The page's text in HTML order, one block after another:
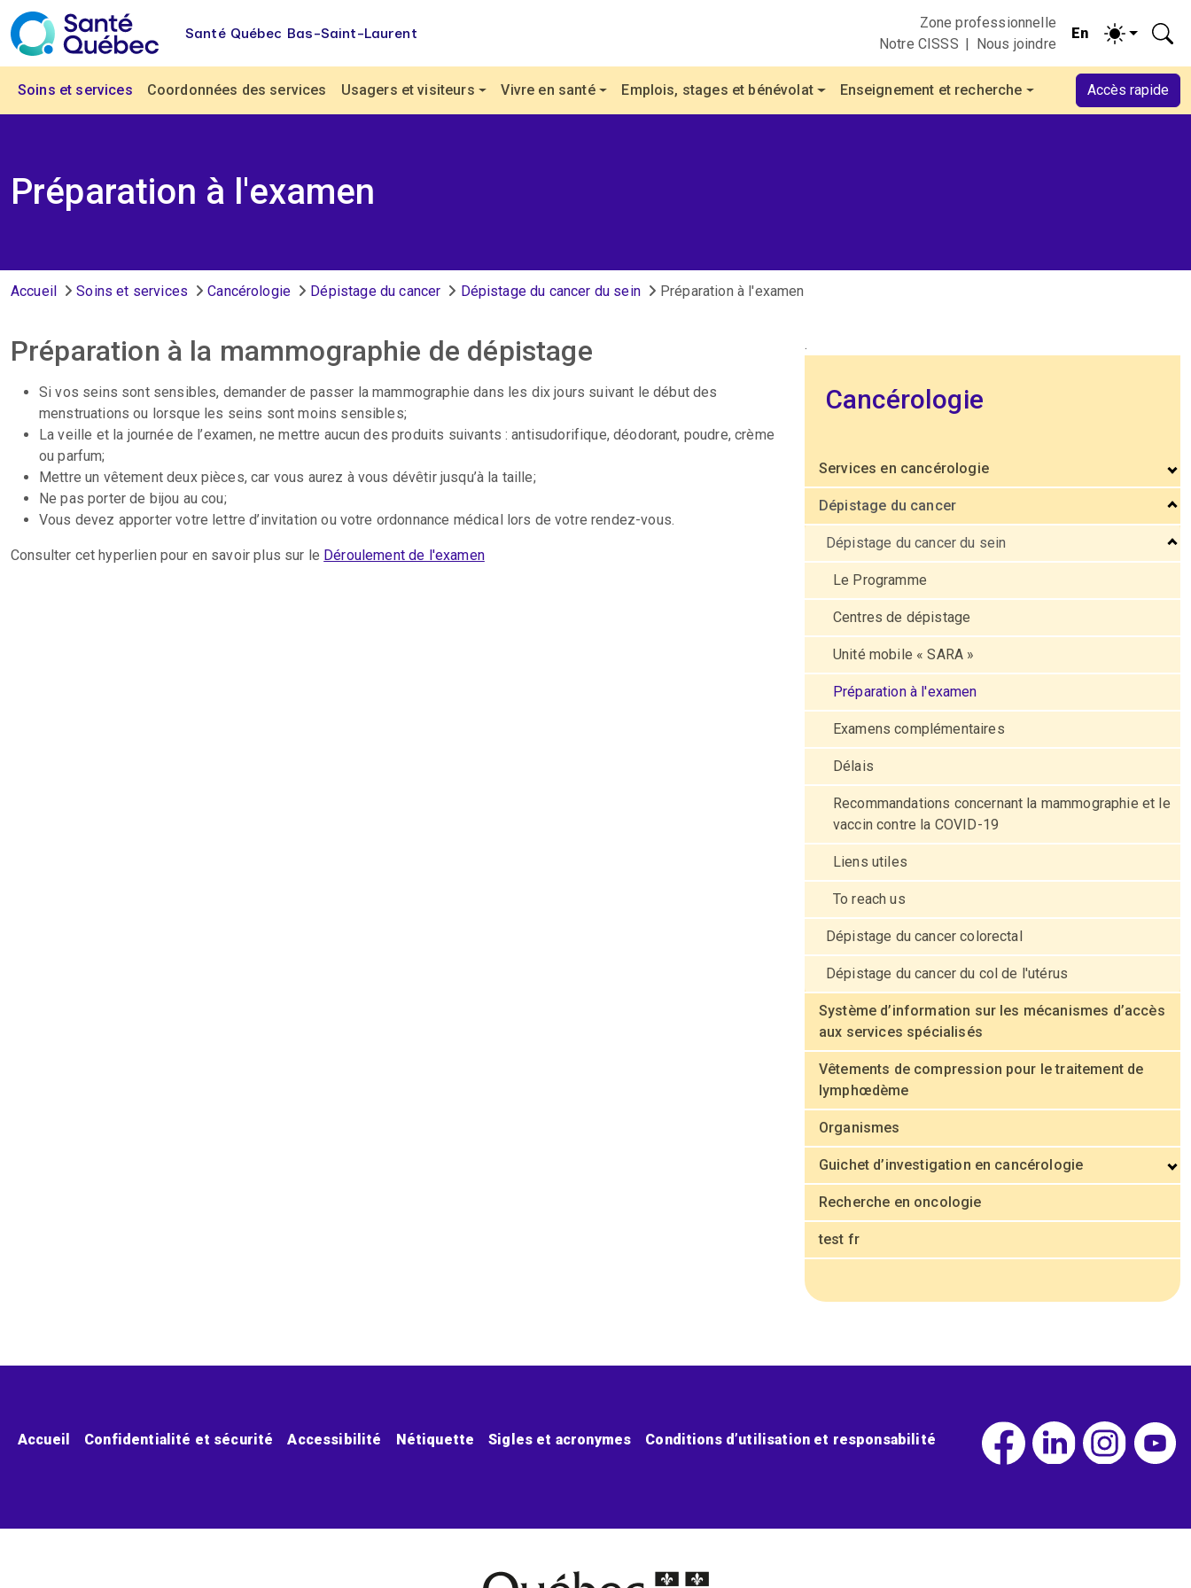
Aller au contenu principal
Santé Québec Bas-Saint-Laurent
Zone professionnelle
Notre CISSS
Nous joindre
Navigation principale
Soins et services Coordonnées des services Usagers et visiteurs Vivre en santé Emplois, stages et bénévolat Enseignement et recherche Accès rapide
Préparation à l'examen
Fil d'Ariane
Accueil Soins et services Cancérologie Dépistage du cancer Dépistage du cancer du sein Préparation à l'examen
Préparation à la mammographie de dépistage
Si vos seins sont sensibles, demander de passer la mammographie dans les dix jours suivant le début des
menstruations ou lorsque les seins sont moins sensibles;
La veille et la journée de l’examen, ne mettre aucun des produits suivants : antisudorifique, déodorant, poudre, crème
ou parfum;
Mettre un vêtement deux pièces, car vous aurez à vous dévêtir jusqu’à la taille;
Ne pas porter de bijou au cou;
Vous devez apporter votre lettre d’invitation ou votre ordonnance médical lors de votre rendez-vous.
Consulter cet hyperlien pour en savoir plus sur le Déroulement de l'examen
.
Cancérologie
Services en cancérologie
Dépistage du cancer
Dépistage du cancer du sein
Le Programme
Centres de dépistage
Unité mobile « SARA »
Préparation à l'examen
Examens complémentaires
Délais
Recommandations concernant la mammographie et le
vaccin contre la COVID-19
Liens utiles
To reach us
Dépistage du cancer colorectal
Dépistage du cancer du col de l'utérus
Système d’information sur les mécanismes d’accès
aux services spécialisés
Vêtements de compression pour le traitement de
lymphœdème
Organismes
Guichet d’investigation en cancérologie
Recherche en oncologie
test fr
Menu pied de page
Accueil Confidentialité et sécurité Accessibilité Nétiquette Sigles et acronymes Conditions d’utilisation et responsabilité